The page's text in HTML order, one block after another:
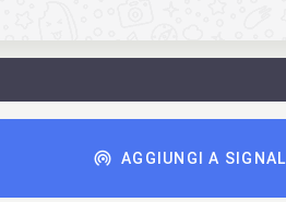
AGGIUNGI A SIGNAL